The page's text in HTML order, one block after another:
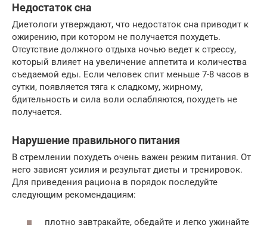
Недостаток сна
Диетологи утверждают, что недостаток сна приводит к
ожирению, при котором не получается похудеть.
Отсутствие должного отдыха ночью ведет к стрессу,
который влияет на увеличение аппетита и количества
съедаемой еды. Если человек спит меньше 7-8 часов в
сутки, появляется тяга к сладкому, жирному,
бдительность и сила воли ослабляются, похудеть не
получается.
Нарушение правильного питания
В стремлении похудеть очень важен режим питания. От
него зависят усилия и результат диеты и тренировок.
Для приведения рациона в порядок последуйте
следующим рекомендациям:
плотно завтракайте, обедайте и легко ужинайте